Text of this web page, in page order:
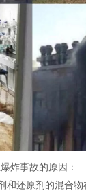
炸事故的原因：
和还原剂的混合